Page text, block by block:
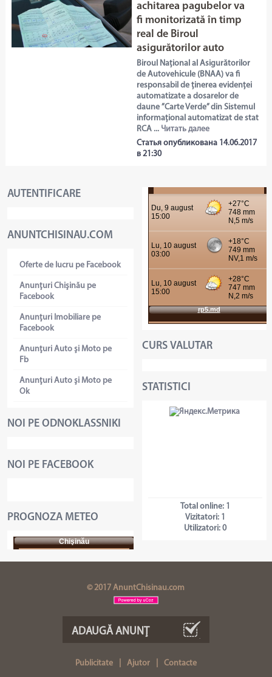
achitarea pagubelor va
fi monitorizată în timp
real de Biroul
asigurătorilor auto
Biroul Național al Asigurătorilor
de Autovehicule (BNAA) va fi
responsabil de ținerea evidenței
automatizate a dosarelor de
daune ”Carte Verde” din Sistemul
informațional automatizat de stat
RCA ... Читать далее
Статья опубликована 14.06.2017
в 21:30
AUTENTIFICARE
ANUNTCHISINAU.COM
Oferte de lucru pe Facebook
Anunţuri Chişinău pe
Facebook
Anunţuri Imobiliare pe
Facebook
Anunţuri Auto şi Moto pe
Fb
Anunţuri Auto şi Moto pe
Ok
NOI PE ODNOKLASSNIKI
NOI PE FACEBOOK
PROGNOZA METEO
Chişinău
CURS VALUTAR
STATISTICI
Total online: 1
Vizitatori: 1
Utilizatori:0
© 2017 AnuntChisinau.com
ADAUGĂ ANUNŢ
Publicitate Ajutor Contacte